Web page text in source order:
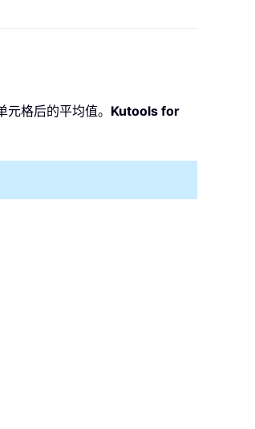
格后的平均值。 Kutools for